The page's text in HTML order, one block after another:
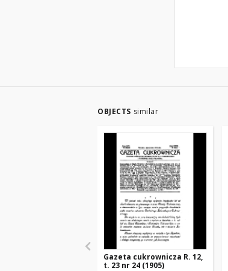
OBJECTS similar
Gazeta cukrownicza R. 12,
t. 23 nr 24 (1905)